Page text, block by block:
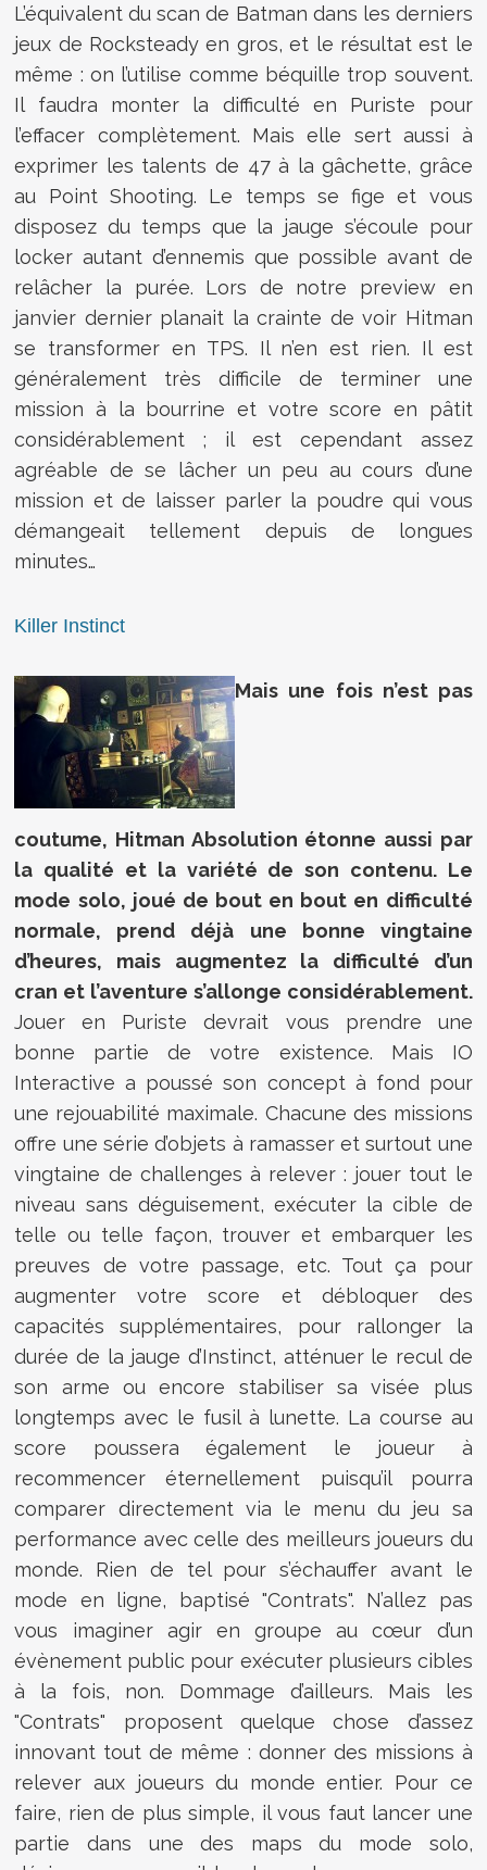
L’équivalent du scan de Batman dans les derniers
jeux de Rocksteady en gros, et le résultat est le
même : on l’utilise comme béquille trop souvent.
Il faudra monter la difficulté en Puriste pour
l’effacer complètement. Mais elle sert aussi à
exprimer les talents de 47 à la gâchette, grâce
au Point Shooting. Le temps se fige et vous
disposez du temps que la jauge s’écoule pour
locker autant d’ennemis que possible avant de
relâcher la purée. Lors de notre preview en
janvier dernier planait la crainte de voir Hitman
se transformer en TPS. Il n’en est rien. Il est
généralement très difficile de terminer une
mission à la bourrine et votre score en pâtit
considérablement ; il est cependant assez
agréable de se lâcher un peu au cours d’une
mission et de laisser parler la poudre qui vous
démangeait tellement depuis de longues
minutes…
Killer Instinct
Mais une fois n’est pas
coutume, Hitman Absolution étonne aussi par
la qualité et la variété de son contenu. Le
mode solo, joué de bout en bout en difficulté
normale, prend déjà une bonne vingtaine
d’heures, mais augmentez la difficulté d’un
cran et l’aventure s’allonge considérablement.
Jouer en Puriste devrait vous prendre une
bonne partie de votre existence. Mais IO
Interactive a poussé son concept à fond pour
une rejouabilité maximale. Chacune des missions
offre une série d’objets à ramasser et surtout une
vingtaine de challenges à relever : jouer tout le
niveau sans déguisement, exécuter la cible de
telle ou telle façon, trouver et embarquer les
preuves de votre passage, etc. Tout ça pour
augmenter votre score et débloquer des
capacités supplémentaires, pour rallonger la
durée de la jauge d’Instinct, atténuer le recul de
son arme ou encore stabiliser sa visée plus
longtemps avec le fusil à lunette. La course au
score poussera également le joueur à
recommencer éternellement puisqu’il pourra
comparer directement via le menu du jeu sa
performance avec celle des meilleurs joueurs du
monde. Rien de tel pour s’échauffer avant le
mode en ligne, baptisé "Contrats". N’allez pas
vous imaginer agir en groupe au cœur d’un
évènement public pour exécuter plusieurs cibles
à la fois, non. Dommage d’ailleurs. Mais les
"Contrats" proposent quelque chose d’assez
innovant tout de même : donner des missions à
relever aux joueurs du monde entier. Pour ce
faire, rien de plus simple, il vous faut lancer une
partie dans une des maps du mode solo,